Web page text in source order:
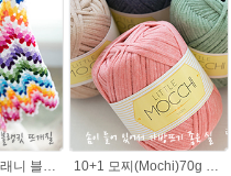
B-1 지그재그그래니 블랭킷★메리노퓨어울 뜨개실 코바늘뜨기(뜨개실 20타래+도안증정)/봄 블랭킷뜨기/가을 북유럽블랭킷 뜨개질
10+1 모찌(Mochi)70g 모찌실/인형실/소품실/리틀모찌/가방뜨기/모찌뜨개실/가방뜨개실/여름뜨개실 브릿지실/솜뜨개실/코나실 왕모찌실